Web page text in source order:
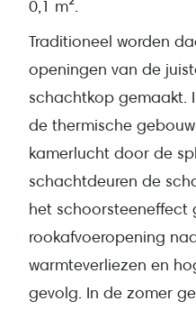
0,1 m².
Traditioneel worden
openingen van de
schachtkop gemaakt.
de thermische
kamerlucht door de
schachtdeuren de
het
rookafvoeropening
warmteverliezen en
gevolg. In de zomer